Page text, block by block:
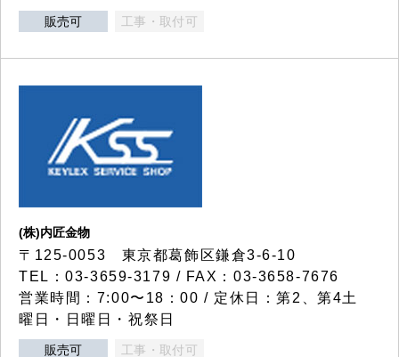
販売可 工事・取付可
(株)内匠金物
〒125-0053 東京都葛飾区鎌倉3-6-10
TEL：03-3659-3179 / FAX：03-3658-7676
営業時間：7:00〜18：00 / 定休日：第2、第4土
曜日・日曜日・祝祭日
販売可 工事・取付可